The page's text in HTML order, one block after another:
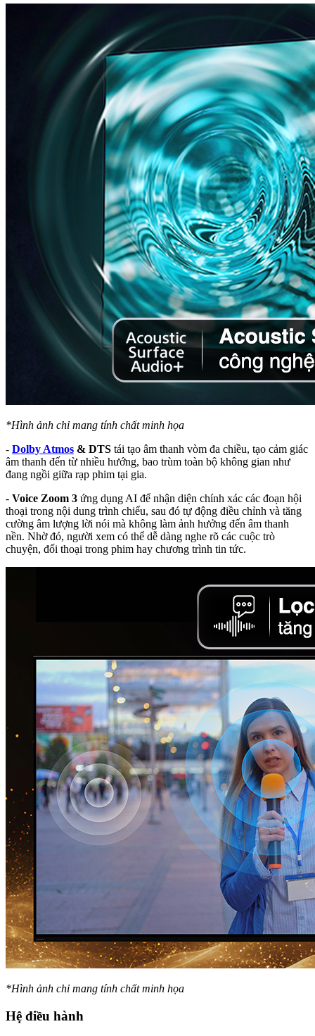
*Hình ảnh chỉ mang tính chất minh họa
- Dolby Atmos & DTS tái tạo âm thanh vòm đa chiều, tạo cảm giác
âm thanh đến từ nhiều hướng, bao trùm toàn bộ không gian như
đang ngồi giữa rạp phim tại gia.
- Voice Zoom 3 ứng dụng AI để nhận diện chính xác các đoạn hội
thoại trong nội dung trình chiếu, sau đó tự động điều chỉnh và tăng
cường âm lượng lời nói mà không làm ảnh hưởng đến âm thanh
nền. Nhờ đó, người xem có thể dễ dàng nghe rõ các cuộc trò
chuyện, đối thoại trong phim hay chương trình tin tức.
*Hình ảnh chỉ mang tính chất minh họa
Hệ điều hành